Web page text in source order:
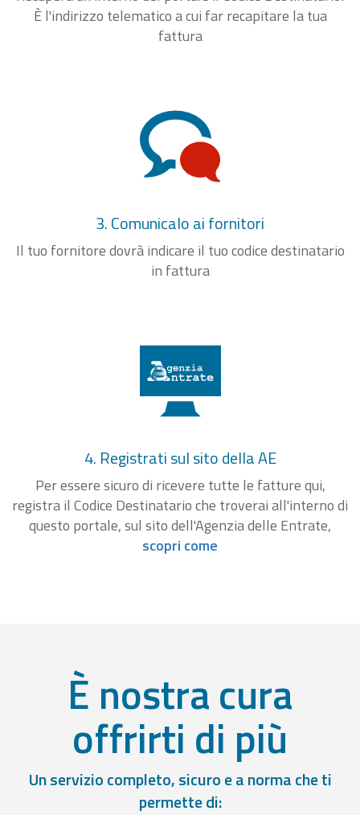
È l'indirizzo telematico a cui far recapitare la tua
fattura
3. Comunicalo ai fornitori
Il tuo fornitore dovrà indicare il tuo codice destinatario
in fattura
4. Registrati sul sito della AE
Per essere sicuro di ricevere tutte le fatture qui,
registra il Codice Destinatario che troverai all'interno di
questo portale, sul sito dell'Agenzia delle Entrate,
scopri come
È nostra cura
offrirti di più
Un servizio completo, sicuro e a norma che ti
permette di: